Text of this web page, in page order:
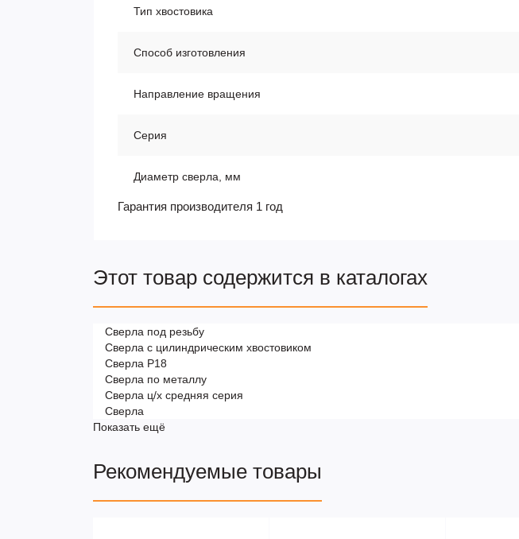
Тип хвостовика
Способ изготовления
Направление вращения
Серия
Диаметр сверла, мм
Гарантия производителя 1 год
Этот товар содержится в каталогах
Сверла под резьбу
Сверла с цилиндрическим хвостовиком
Сверла Р18
Сверла по металлу
Сверла ц/х средняя серия
Сверла
Показать ещё
Рекомендуемые товары